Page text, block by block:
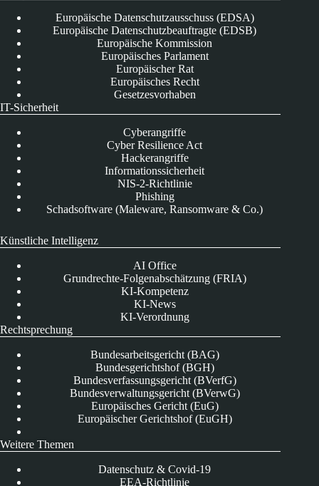
Europäische Datenschutzausschuss (EDSA)
Europäische Datenschutzbeauftragte (EDSB)
Europäische Kommission
Europäisches Parlament
Europäischer Rat
Europäisches Recht
Gesetzesvorhaben
IT-Sicherheit
Cyberangriffe
Cyber Resilience Act
Hackerangriffe
Informationssicherheit
NIS-2-Richtlinie
Phishing
Schadsoftware (Maleware, Ransomware & Co.)
Künstliche Intelligenz
AI Office
Grundrechte-Folgenabschätzung (FRIA)
KI-Kompetenz
KI-News
KI-Verordnung
Rechtsprechung
Bundesarbeitsgericht (BAG)
Bundesgerichtshof (BGH)
Bundesverfassungsgericht (BVerfG)
Bundesverwaltungsgericht (BVerwG)
Europäisches Gericht (EuG)
Europäischer Gerichtshof (EuGH)
Weitere Themen
Datenschutz & Covid-19
EEA-Richtlinie